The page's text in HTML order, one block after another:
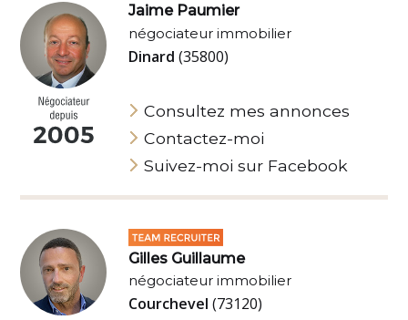
Jaime Paumier
négociateur immobilier
Dinard(35800)
Consultez mes annonces
Contactez-moi
Suivez-moi sur Facebook
Gilles Guillaume
négociateur immobilier
Courchevel(73120)